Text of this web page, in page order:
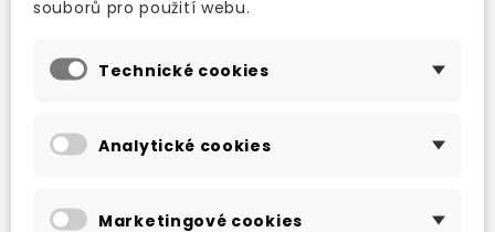
souborů pro použití webu.
Technické cookies
Analytické cookies
Marketingové cookies